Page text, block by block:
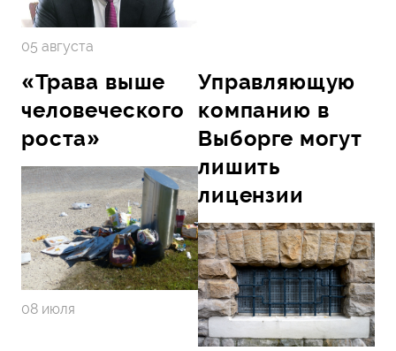
05 августа
«Трава выше
человеческого
роста»
08 июля
Управляющую
компанию в
Выборге могут
лишить
лицензии